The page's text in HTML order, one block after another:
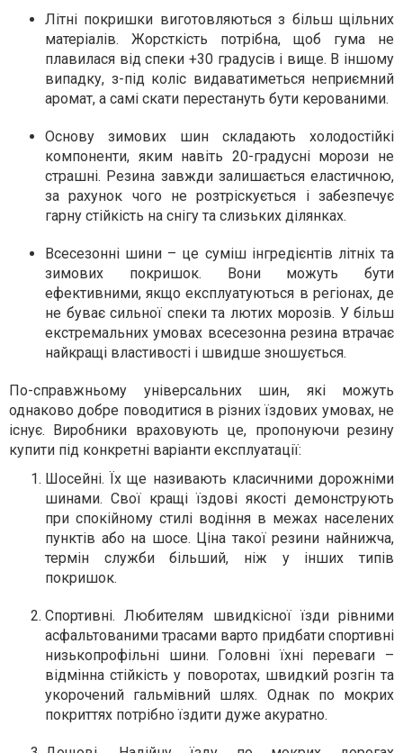
Літні покришки виготовляються з більш щільних
матеріалів. Жорсткість потрібна, щоб гума не
плавилася від спеки +30 градусів і вище. В іншому
випадку, з-під коліс видаватиметься неприємний
аромат, а самі скати перестануть бути керованими.
Основу зимових шин складають холодостійкі
компоненти, яким навіть 20-градусні морози не
страшні. Резина завжди залишається еластичною,
за рахунок чого не розтріскується і забезпечує
гарну стійкість на снігу та слизьких ділянках.
Всесезонні шини – це суміш інгредієнтів літніх та
зимових покришок. Вони можуть бути
ефективними, якщо експлуатуються в регіонах, де
не буває сильної спеки та лютих морозів. У більш
екстремальних умовах всесезонна резина втрачає
найкращі властивості і швидше зношується.
По-справжньому універсальних шин, які можуть
однаково добре поводитися в різних їздових умовах, не
існує. Виробники враховують це, пропонуючи резину
купити під конкретні варіанти експлуатації:
Шосейні. Їх ще називають класичними дорожніми
шинами. Свої кращі їздові якості демонструють
при спокійному стилі водіння в межах населених
пунктів або на шосе. Ціна такої резини найнижча,
термін служби більший, ніж у інших типів
покришок.
Спортивні. Любителям швидкісної їзди рівними
асфальтованими трасами варто придбати спортивні
низькопрофільні шини. Головні їхні переваги –
відмінна стійкість у поворотах, швидкий розгін та
укорочений гальмівний шлях. Однак по мокрих
покриттях потрібно їздити дуже акуратно.